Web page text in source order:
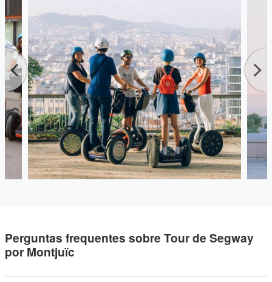
Perguntas frequentes sobre Tour de Segway
por Montjuïc